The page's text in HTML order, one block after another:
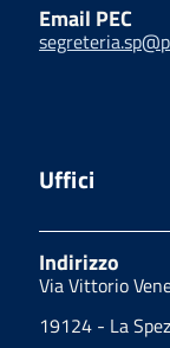
Email PEC
Uffici
Indirizzo
Via Vittorio
19124 - La